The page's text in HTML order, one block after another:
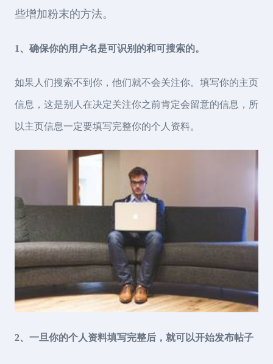
些增加粉末的方法。
1、确保你的用户名是可识别的和可搜索的。
如果人们搜索不到你，他们就不会关注你。填写你的主页
信息，这是别人在决定关注你之前肯定会留意的信息，所
以主页信息一定要填写完整你的个人资料。
2、一旦你的个人资料填写完整后，就可以开始发布帖子